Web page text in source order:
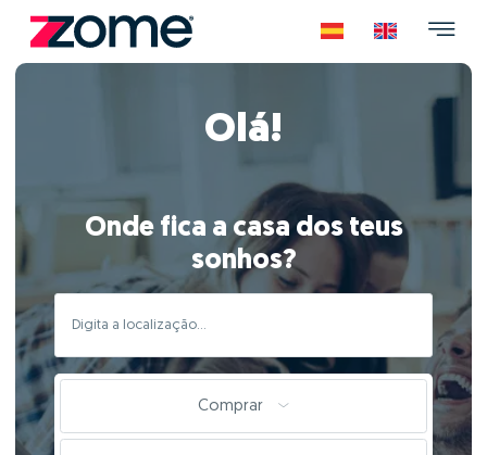
Olá!
Onde fica a casa dos teus
sonhos?
Comprar